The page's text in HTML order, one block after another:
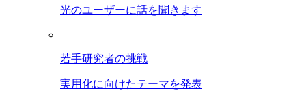
光のユーザーに話を聞きます
若手研究者の挑戦
実用化に向けたテーマを発表